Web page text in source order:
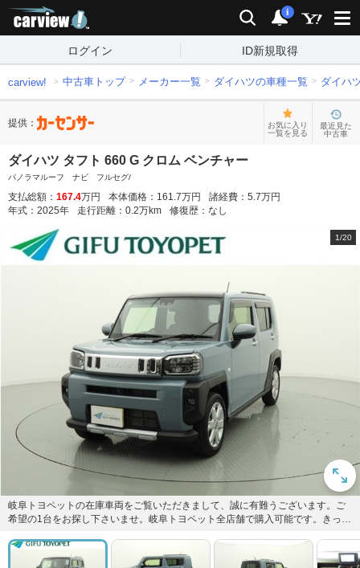
検索 通知
i
ログイン ID新規取得
carview! 中古車トップ メーカー一覧 ダイハツの車種一覧 ダイハ
提供：
お気に入り
一覧を見る
最近見た
中古車
ダイハツ タフト 660 G クロム ベンチャー
パノラマルーフ ナビ フルセグ/
支払総額： 167.4万円 本体価格： 161.7万円 諸経費： 5.7万円
年式： 2025年 走行距離： 0.2万km 修復歴： なし
1/20
岐阜トヨペットの在庫車両をご覧いただきまして、誠に有難うございます。ご
希望の1台をお探し下さいませ。岐阜トヨペット全店舗で購入可能です。きっと